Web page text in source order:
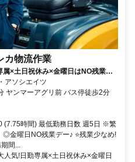
カ物流作業
×土日祝休み×金曜日はNO残業デ
り! 寮費無料! 即入寮できる家電付
アソシエイツ
ヤンマーアグリ前 バス停徒歩2分
(7.75時間) 最低勤務日数 週5日 ※繁
金曜日NO残業デー♪ ⭐残業少なめ!
間...
人気!日勤専属×土日祝休み×金曜日